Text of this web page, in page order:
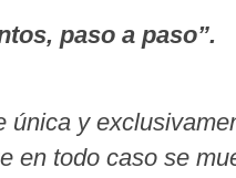
paso a paso”.
única y
en todo caso se